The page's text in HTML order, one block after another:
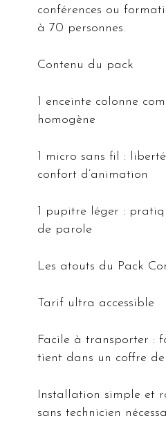
conférences ou
à 70 personnes.
Contenu du pack
1 enceinte colonne
homogène
1 micro sans fil :
confort d’animation
1 pupitre léger :
de parole
Les atouts du Pack
Tarif ultra accessible
Facile à transporter :
tient dans un coffre
Installation simple et
sans technicien